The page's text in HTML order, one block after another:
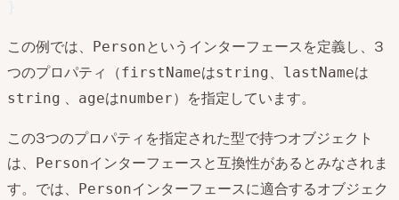
この例では、 Personというインターフェースを定義し、3
つのプロパティ（firstNameはstring、 lastNameは
string 、 ageはnumber）を指定しています。
この3つのプロパティを指定された型で持つオブジェクト
は、
Personインターフェースと互換性があるとみなされま
す。では、
Personインターフェースに適合するオブジェク